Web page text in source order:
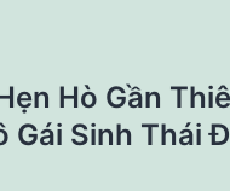
Hò Gần
Gái Sinh Thái